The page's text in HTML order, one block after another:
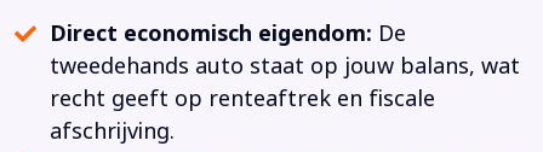
Direct economisch eigendom: De
tweedehands auto staat op jouw balans, wat
recht geeft op renteaftrek en fiscale
afschrijving.